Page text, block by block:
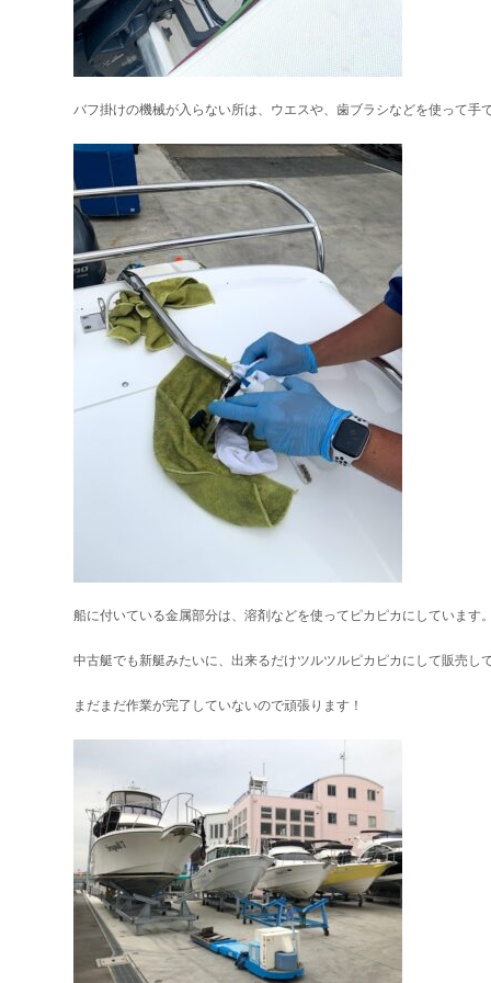
バフ掛けの機械が入らない所は、ウエスや、歯ブラシなどを使って手
船に付いている金属部分は、溶剤などを使ってピカピカにしています。
中古艇でも新艇みたいに、出来るだけツルツルピカピカにして販売して
まだまだ作業が完了していないので頑張ります！